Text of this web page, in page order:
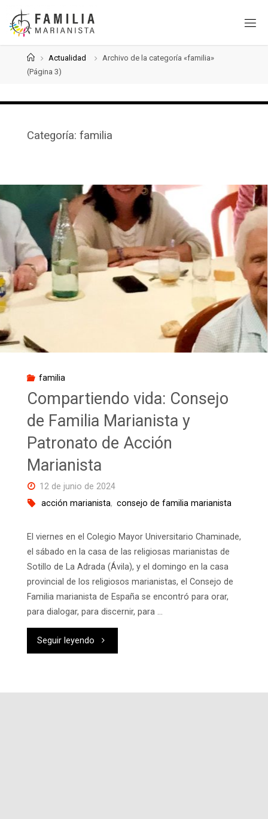
Saltar
contenido
Página
de
Actualidad
Archivo de la categoría «familia»
(Página 3)
Categoría: familia
familia
Compartiendo vida: Consejo
de Familia Marianista y
Patronato de Acción
Marianista
12 de junio de 2024
acción marianista, consejo de familia marianista
El viernes en el Colegio Mayor Universitario Chaminade,
el sábado en la casa de las religiosas marianistas de
Sotillo de La Adrada (Ávila), y el domingo en la casa
provincial de los religiosos marianistas, el Consejo de
Familia marianista de España se encontró para orar,
para dialogar, para discernir, para …
Seguir leyendo "Compartiendo
Consejo